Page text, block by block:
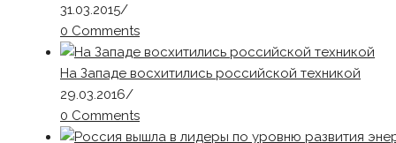
31.03.2015/
0 Comments
На Западе восхитились российской техникой
29.03.2016/
0 Comments